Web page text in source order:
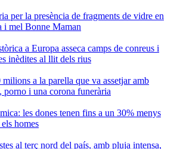
per la presència de fragments de vidre en
i mel Bonne Maman
a Europa asseca camps de conreus i
inèdites al llit dels rius
a la parella que va assetjar amb
porno i una corona funerària
les dones tenen fins a un 30% menys
homes
al terç nord del país, amb pluja intensa,